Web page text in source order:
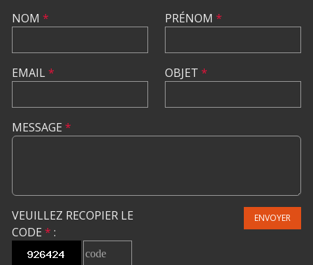
NOM *
EMAIL*
PRÉNOM *
OBJET *
MESSAGE *
VEUILLEZ RECOPIER LE
CODE * :
ENVOYER